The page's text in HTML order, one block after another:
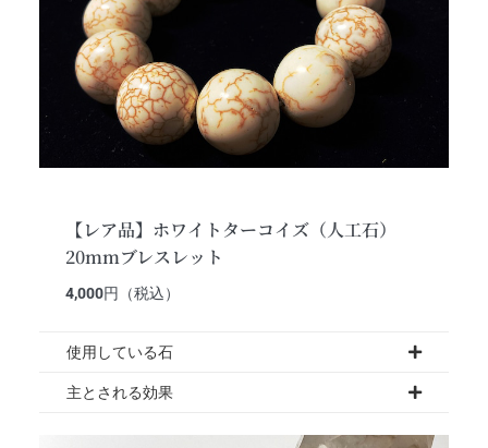
【レア品】ホワイトターコイズ（人工石）
20mmブレスレット
4,000円（税込）
使用している石
主とされる効果